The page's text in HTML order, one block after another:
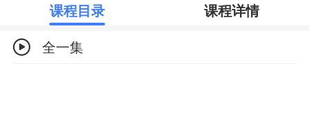
课程目录 课程详情
全一集